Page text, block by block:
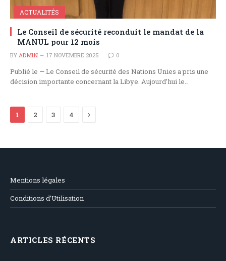
ACTUALITÉS
Le Conseil de sécurité reconduit le mandat de la
MANUL pour 12 mois
BY ADMIN 17 NOVEMBRE 2025 0
Publié le — Le Conseil de sécurité des Nations Unies a pris une
décision importante concernant la Libye. Aujourd’hui le…
1 2 3 4 Next
Mentions légales
Conditions d’Utilisation
ARTICLES RÉCENTS